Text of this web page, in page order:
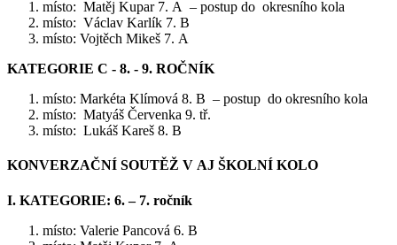
místo: Matěj Kupar 7. A – postup do okresního kola
místo: Václav Karlík 7. B
místo: Vojtěch Mikeš 7. A
KATEGORIE C - 8. - 9. ROČNÍK
místo: Markéta Klímová 8. B – postup do okresního kola
místo: Matyáš Červenka 9. tř.
místo: Lukáš Kareš 8. B
KONVERZAČNÍ SOUTĚŽ V AJ ŠKOLNÍ KOLO
I. KATEGORIE: 6. – 7. ročník
místo: Valerie Pancová 6. B